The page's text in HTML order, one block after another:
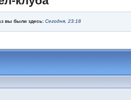
вы были здесь: Сегодня, 23:18